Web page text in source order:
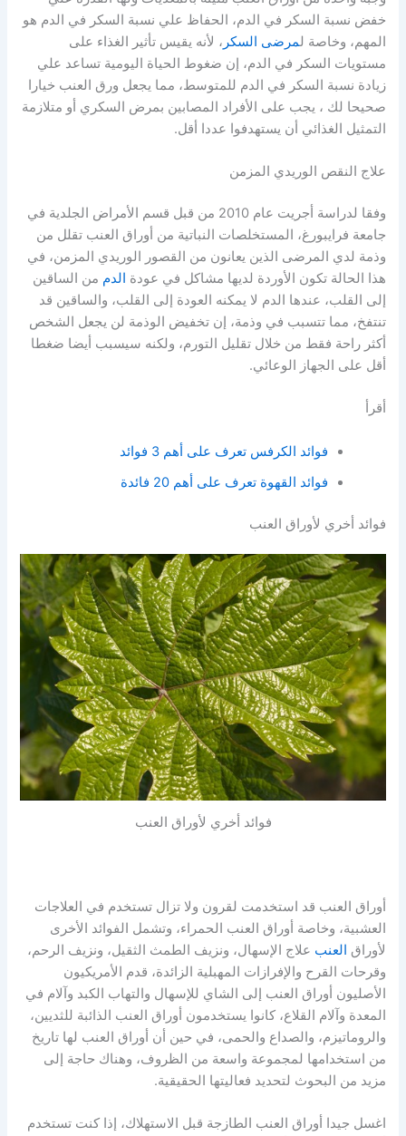
خفض نسبة السكر في الدم، الحفاظ علي نسبة السكر في الدم هو
المهم، وخاصة لمرضى السكر ، لأنه يقيس تأثير الغذاء على
مستويات السكر في الدم، إن ضغوط الحياة اليومية تساعد علي
زيادة نسبة السكر في الدم للمتوسط، مما يجعل ورق العنب خيارا
صحيحا لك ، يجب على الأفراد المصابين بمرض السكري أو متلازمة
التمثيل الغذائي أن يستهدفوا عددا أقل.
علاج النقص الوريدي المزمن
وفقا لدراسة أجريت عام 2010 من قبل قسم الأمراض الجلدية في
جامعة فرايبورغ، المستخلصات النباتية من أوراق العنب تقلل من
وذمة لدي المرضى الذين يعانون من القصور الوريدي المزمن، في
هذا الحالة تكون الأوردة لديها مشاكل في عودة الدم من الساقين
إلى القلب، عندها الدم لا يمكنه العودة إلى القلب، والساقين قد
تنتفخ، مما تتسبب في وذمة، إن تخفيض الوذمة لن يجعل الشخص
أكثر راحة فقط من خلال تقليل التورم، ولكنه سيسبب أيضا ضغطا
أقل على الجهاز الوعائي.
أقرأ
فوائد الكرفس تعرف على أهم 3 فوائد
فوائد القهوة تعرف على أهم 20 فائدة
فوائد أخري لأوراق العنب
فوائد أخري لأوراق العنب
أوراق العنب قد استخدمت لقرون ولا تزال تستخدم في العلاجات
العشبية، وخاصة أوراق العنب الحمراء، وتشمل الفوائد الأخرى
لأوراق العنب علاج الإسهال، ونزيف الطمث الثقيل، ونزيف الرحم،
وقرحات القرح والإفرازات المهبلية الزائدة، قدم الأمريكيون
الأصليون أوراق العنب إلى الشاي للإسهال والتهاب الكبد وآلام في
المعدة وآلام القلاع، كانوا يستخدمون أوراق العنب الذائبة للثديين،
والروماتيزم، والصداع والحمى، في حين أن أوراق العنب لها تاريخ
من استخدامها لمجموعة واسعة من الظروف، وهناك حاجة إلى
مزيد من البحوث لتحديد فعاليتها الحقيقية.
اغسل جيدا أوراق العنب الطازجة قبل الاستهلاك، إذا كنت تستخدم